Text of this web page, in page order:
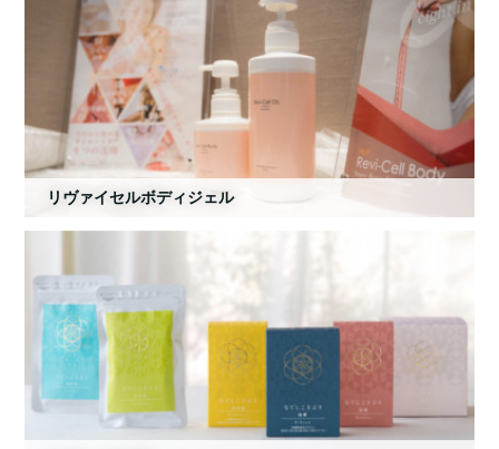
リヴァイセルボディジェル